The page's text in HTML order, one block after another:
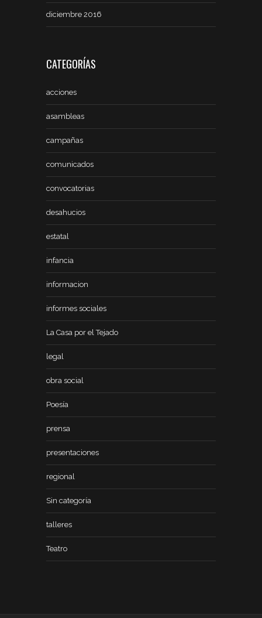
diciembre 2016
CATEGORÍAS
acciones
asambleas
campañas
comunicados
convocatorias
desahucios
estatal
infancia
informacion
informes sociales
La Casa por el Tejado
legal
obra social
Poesía
prensa
presentaciones
regional
Sin categoría
talleres
Teatro